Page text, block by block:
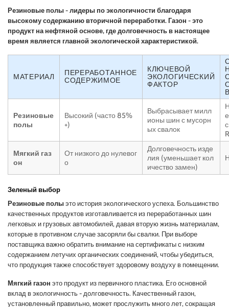
Резиновые полы - лидеры по экологичности благодаря
высокому содержанию вторичной переработки. Газон - это
продукт на нефтяной основе, где долговечность в настоящее
время является главной экологической характеристикой.
МАТЕРИАЛ
ПЕРЕРАБОТАННОЕ
СОДЕРЖИМОЕ
КЛЮЧЕВОЙ
ЭКОЛОГИЧЕСКИЙ
ФАКТОР
Резиновые
полы
Высокий (часто 85%
+)
Выбрасывает милл
ионы шин с мусорн
ых свалок
Мягкий газ
он
От низкого до нулевог
о
Долговечность изде
лия (уменьшает кол
ичество замен)
Зеленый выбор
Резиновые полы это история экологического успеха. Большинство
качественных продуктов изготавливается из переработанных шин
легковых и грузовых автомобилей, давая вторую жизнь материалам,
которые в противном случае засоряли бы свалки. При выборе
поставщика важно обратить внимание на сертификаты с низким
содержанием летучих органических соединений, чтобы убедиться,
что продукция также способствует здоровому воздуху в помещении.
Мягкий газон это продукт из первичного пластика. Его основной
вклад в экологичность - долговечность. Качественный газон,
установленный правильно, может прослужить много лет, сокращая